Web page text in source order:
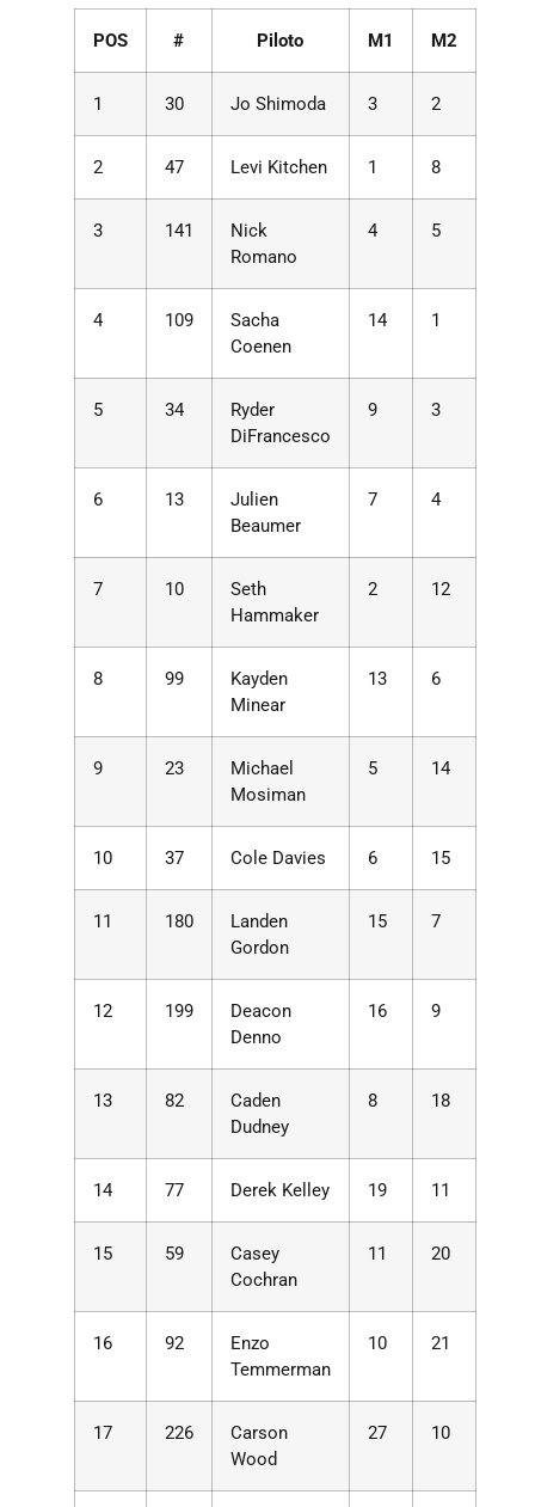
POS # Piloto M1 M2
1 30 Jo Shimoda 3 2
2 47 Levi Kitchen 1 8
3 141
Nick
Romano
4 5
4 109
Sacha
Coenen
14 1
5 34
Ryder
DiFrancesco
9 3
6 13
Julien
Beaumer
7 4
7 10
Seth
Hammaker
2 12
8 99
Kayden
Minear
13 6
9 23
Michael
Mosiman
5 14
10 37 Cole Davies 6 15
11 180
Landen
Gordon
15 7
12 199
Deacon
Denno
16 9
13 82
Caden
Dudney
8 18
14 77 Derek Kelley 19 11
15 59
Casey
Cochran
11 20
16 92
Enzo
Temmerman
10 21
17 226
Carson
Wood
27 10